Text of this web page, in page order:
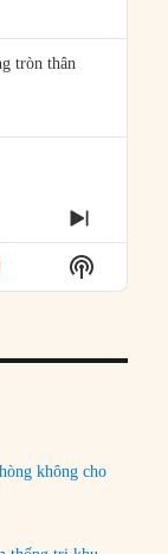
tròn thân
NEXT
Show
Podcast
không cho